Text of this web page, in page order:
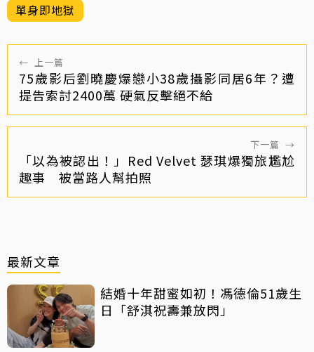
單身即地獄
← 上一篇
75歲影后劉曉慶爆戀小38歲攝影同居6年？遭
提告索討2400萬 硬氣反擊絕不給
下一篇 →
「以為被認出！」Red Velvet 瑟琪爆獨旅尷尬
趣事 被當路人幫拍照
最新文章
結婚十年甜蜜如初！馮德倫51歲生
日「舒淇祝壽兼放閃」